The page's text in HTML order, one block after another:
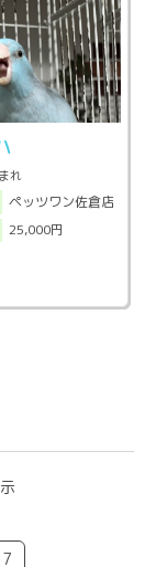
れ
ペッツワン佐倉店
25,000円
7